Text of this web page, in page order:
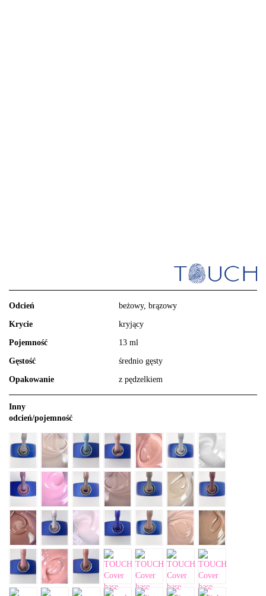
Odcień beżowy, brązowy
Krycie kryjący
Pojemność 13 ml
Gęstość średnio gęsty
Opakowanie z pędzelkiem
Inny
odcień/pojemność